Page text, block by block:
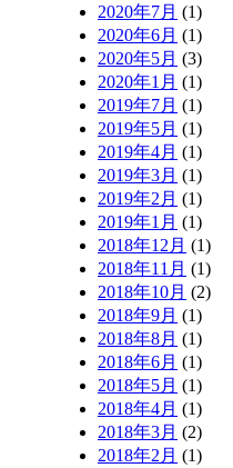
2020年7月 (1)
2020年6月 (1)
2020年5月 (3)
2020年1月 (1)
2019年7月 (1)
2019年5月 (1)
2019年4月 (1)
2019年3月 (1)
2019年2月 (1)
2019年1月 (1)
2018年12月 (1)
2018年11月 (1)
2018年10月 (2)
2018年9月 (1)
2018年8月 (1)
2018年6月 (1)
2018年5月 (1)
2018年4月 (1)
2018年3月 (2)
2018年2月 (1)